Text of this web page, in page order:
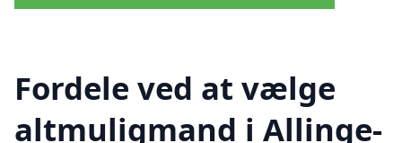
Fordele ved at vælge
altmuligmand i Allinge-